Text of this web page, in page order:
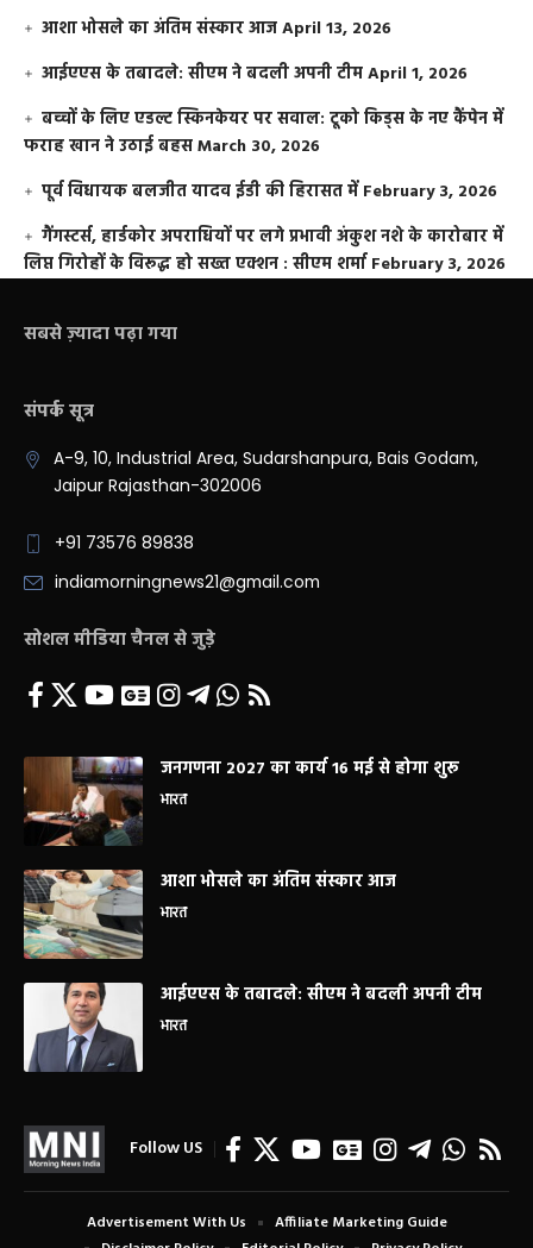
आशा भोसले का अंतिम संस्कार आजApril 13, 2026
आईएएस के तबादले: सीएम ने बदली अपनी टीमApril 1, 2026
बच्चों के लिए एडल्ट स्किनकेयर पर सवाल: टूको किड्स के नए कैंपेन में
फराह खान ने उठाई बहसMarch 30, 2026
पूर्व विधायक बलजीत यादव ईडी की हिरासत में February 3, 2026
गैंगस्टर्स, हार्डकोर अपराधियों पर लगे प्रभावी अंकुश नशे के कारोबार में
लिप्त गिरोहों के विरूद्ध हो सख्त एक्शन : सीएम शर्मा February 3, 2026
सबसे ज़्यादा पढ़ा गया
संपर्क सूत्र
A-9, 10, Industrial Area, Sudarshanpura, Bais Godam,
Jaipur Rajasthan-302006
+91 73576 89838
indiamorningnews21@gmail.com
सोशल मीडिया चैनल से जुड़े
जनगणना 2027 का कार्य 16 मई से होगा शुरू
भारत
आशा भोसले का अंतिम संस्कार आज
भारत
आईएएस के तबादले: सीएम ने बदली अपनी टीम
भारत
Follow US
Advertisement With Us
Affiliate Marketing Guide